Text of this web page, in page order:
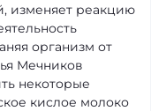
изменяет реакцию
организм от
Мечников
некоторые
кислое молоко